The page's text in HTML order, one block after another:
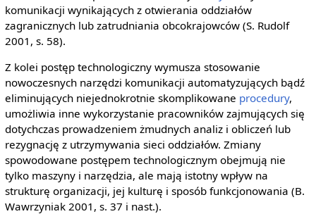
komunikacji wynikających z otwierania oddziałów
zagranicznych lub zatrudniania obcokrajowców (S. Rudolf
2001, s. 58).
Z kolei postęp technologiczny wymusza stosowanie
nowoczesnych narzędzi komunikacji automatyzujących bądź
eliminujących niejednokrotnie skomplikowane procedury,
umożliwia inne wykorzystanie pracowników zajmujących się
dotychczas prowadzeniem żmudnych analiz i obliczeń lub
rezygnację z utrzymywania sieci oddziałów. Zmiany
spowodowane postępem technologicznym obejmują nie
tylko maszyny i narzędzia, ale mają istotny wpływ na
strukturę organizacji, jej kulturę i sposób funkcjonowania (B.
Wawrzyniak 2001, s. 37 i nast.).